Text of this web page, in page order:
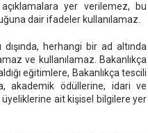
yer verilemez, bu
dair ifadeler kullanılamaz.
herhangi bir ad altında
ve kullanılamaz. Bakanlıkça
eğitimlere, Bakanlıkça tescili
akademik ödüllerine, idari ve
üyeliklerine ait kişisel bilgilere yer